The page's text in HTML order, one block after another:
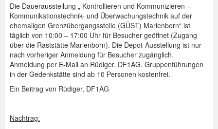
Die Dauerausstellung „ Kontrollieren und Kommunizieren –
Kommunikationstechnik- und Überwachungstechnik auf der
ehemaligen Grenzübergangsstelle (GÜST) Marienborn“ ist
täglich von 10:00 – 17:00 Uhr für Besucher geöffnet (Zugang
über die Raststätte Marienborn). Die Depot-Ausstellung ist nur
nach vorheriger Anmeldung für Besucher zugänglich.
Anmeldung per E-Mail an Rüdiger, DF1AG. Gruppenführungen
in der Gedenkstätte sind ab 10 Personen kostenfrei.
Ein Beitrag von Rüdiger, DF1AG
Nachtrag: